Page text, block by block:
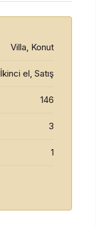
Villa, Konut
İkinci el, Satış
146
3
1